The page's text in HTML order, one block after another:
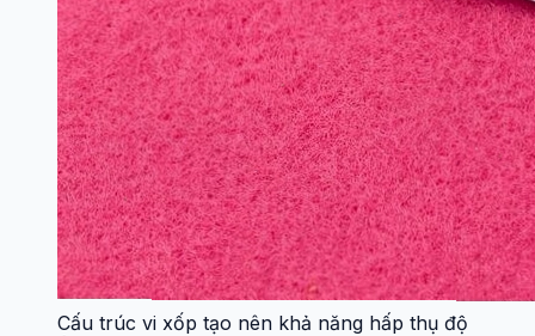
Cấu trúc vi xốp tạo nên khả năng hấp thụ độ